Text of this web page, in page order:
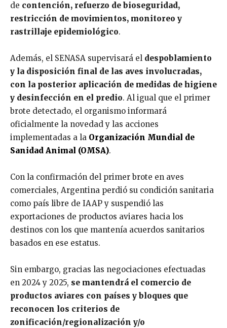
de contención, refuerzo de bioseguridad,
restricción de movimientos, monitoreo y
rastrillaje epidemiológico.
Además, el SENASA supervisará el despoblamiento
y la disposición final de las aves involucradas,
con la posterior aplicación de medidas de higiene
y desinfección en el predio. Al igual que el primer
brote detectado, el organismo informará
oficialmente la novedad y las acciones
implementadas a la Organización Mundial de
Sanidad Animal (OMSA).
Con la confirmación del primer brote en aves
comerciales, Argentina perdió su condición sanitaria
como país libre de IAAP y suspendió las
exportaciones de productos aviares hacia los
destinos con los que mantenía acuerdos sanitarios
basados en ese estatus.
Sin embargo, gracias las negociaciones efectuadas
en 2024 y 2025, se mantendrá el comercio de
productos aviares con países y bloques que
reconocen los criterios de
zonificación/regionalización y/o